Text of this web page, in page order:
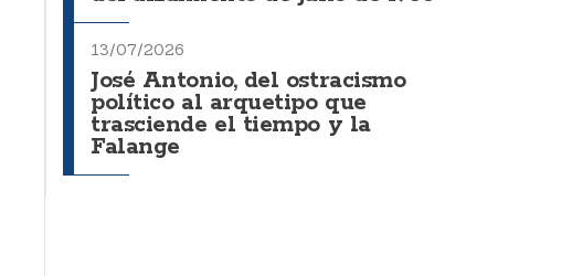
13/07/2026
José Antonio, del ostracismo
político al arquetipo que
trasciende el tiempo y la
Falange